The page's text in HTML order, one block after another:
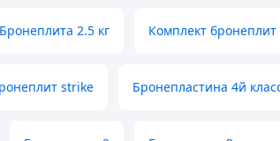
Бронеплита 2.5 кг Комплект бронеплит
strike Бронепластина 4й